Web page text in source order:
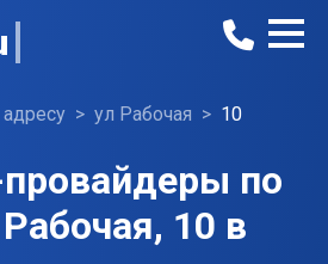
ул Рабочая 10
по
10 в